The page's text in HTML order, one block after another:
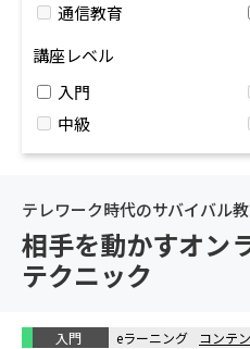
通信教育
講座レベル
入門
中級
テレワーク時代のサバイバル
相手を動かすオン
テクニック
入門 eラーニング コンテ